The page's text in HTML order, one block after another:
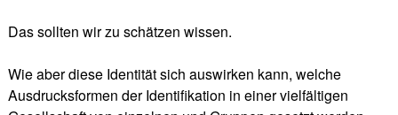
Das sollten wir zu schätzen wissen.
Wie aber diese Identität sich auswirken kann, welche
Ausdrucksformen der Identifikation in einer vielfältigen